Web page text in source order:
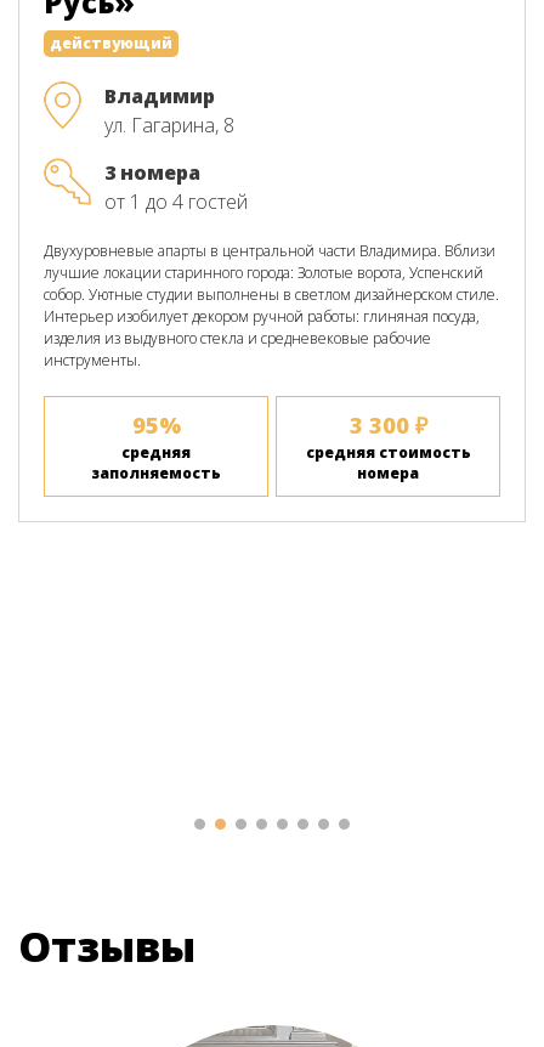
действующий
Владимир
ул. Гагарина, 8
3 номера
от 1 до 4 гостей
Двухуровневые апарты в центральной части Владимира. Вблизи
лучшие локации старинного города: Золотые ворота, Успенский
собор. Уютные студии выполнены в светлом дизайнерском стиле.
Интерьер изобилует декором ручной работы: глиняная посуда,
изделия из выдувного стекла и средневековые рабочие
инструменты.
95%
cредняя
заполняемость
3 300 ₽
средняя стоимость
номера
Отзывы